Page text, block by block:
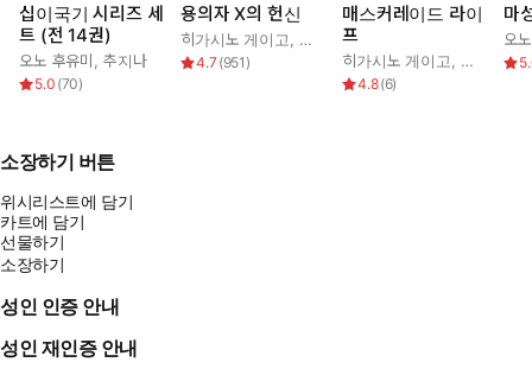
십이국기 시리즈 세
트 (전 14권)
오노 후유미 추지나
5.0 (70)
용의자 X의 헌신
히가시노 게이고 양억관
4.7 (951 )
매스커레이드 라이
프
히가시노 게이고 김은모
4.8(6)
마
오
소장하기 버튼
위시리스트에 담기
카트에 담기
선물하기
소장하기
성인 인증 안내
성인 재인증 안내